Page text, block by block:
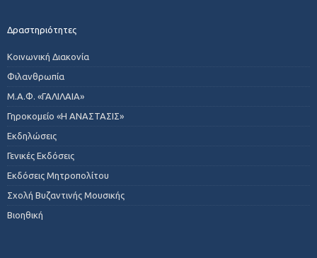
Δραστηριότητες
Κοινωνική Διακονία
Φιλανθρωπία
Μ.Α.Φ. «ΓΑΛΙΛΑΙΑ»
Γηροκομείο «Η ΑΝΑΣΤΑΣΙΣ»
Εκδηλώσεις
Γενικές Εκδόσεις
Εκδόσεις Μητροπολίτου
Σχολή Βυζαντινής Μουσικής
Βιοηθική